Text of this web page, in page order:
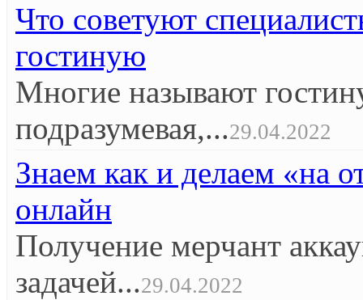
Что советуют
гостиную
Многие называют
подразумевая,...29.04.2022
Знаем как и делаем «на
онлайн
Получение мерчант
задачей...29.04.2022